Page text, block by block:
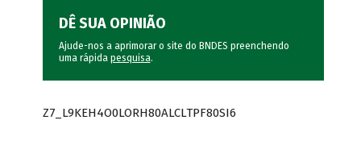
DÊ SUA OPINIÃO
Ajude-nos a aprimorar o site do BNDES preenchendo
uma rápida pesquisa.
Z7_L9KEH4O0LORH80ALCLTPF80SI6